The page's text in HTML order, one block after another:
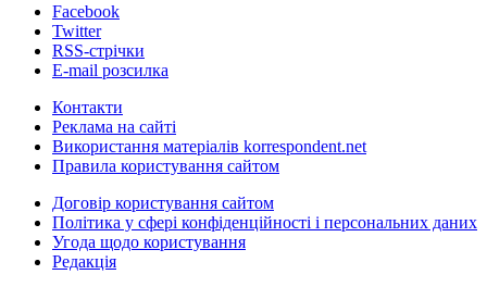
Facebook
Twitter
RSS-стрічки
E-mail розсилка
Контакти
Реклама на сайті
Використання матеріалів korrespondent.net
Правила користування сайтом
Договір користування сайтом
Політика у сфері конфіденційності і персональних даних
Угода щодо користування
Редакція